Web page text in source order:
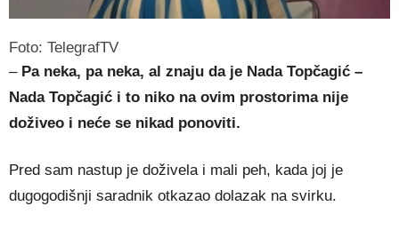
Foto: TelegrafTV
– Pa neka, pa neka, al znaju da je Nada Topčagić –
Nada Topčagić i to niko na ovim prostorima nije
doživeo i neće se nikad ponoviti.
Pred sam nastup je doživela i mali peh, kada joj je
dugogodišnji saradnik otkazao dolazak na svirku.